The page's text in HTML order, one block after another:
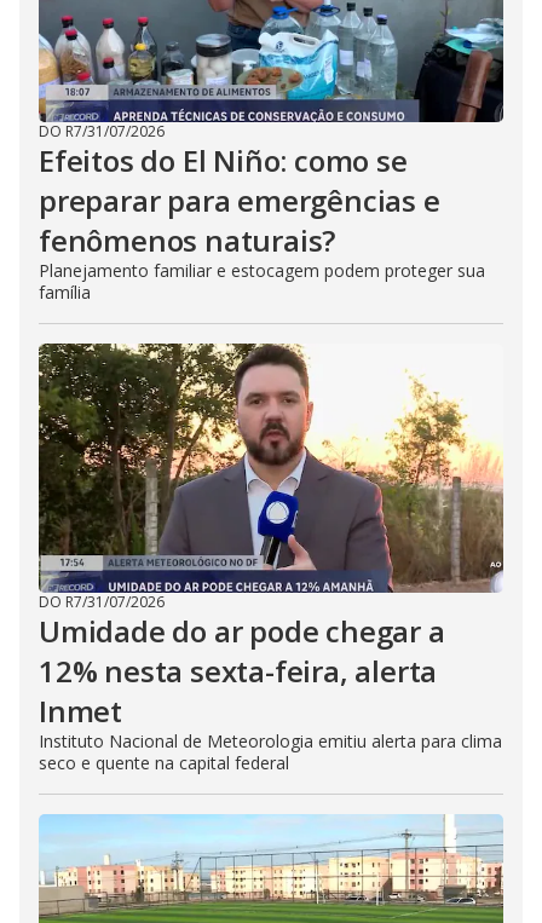
DO R7/31/07/2026
Efeitos do El Niño: como se
preparar para emergências e
fenômenos naturais?
Planejamento familiar e estocagem podem proteger sua
família
DO R7/31/07/2026
Umidade do ar pode chegar a
12% nesta sexta-feira, alerta
Inmet
Instituto Nacional de Meteorologia emitiu alerta para clima
seco e quente na capital federal